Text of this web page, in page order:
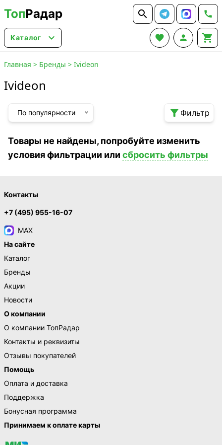
ТопРадар  
Каталог    
Главная > Бренды > Ivideon
Ivideon
По популярности  Фильтр
Товары не найдены, попробуйте изменить
условия фильтрации или сбросить фильтры
Контакты
+7 (495) 955-16-07
MAX
На сайте
Каталог
Бренды
Акции
Новости
О компании
О компании ТопРадар
Контакты и реквизиты
Отзывы покупателей
Помощь
Оплата и доставка
Поддержка
Бонусная программа
Принимаем к оплате карты